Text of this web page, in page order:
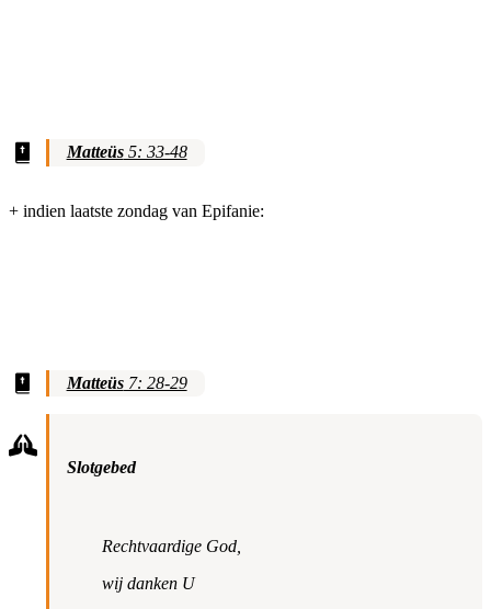
Matteüs5: 33-48
+ indien laatste zondag van Epifanie:
Matteüs7: 28-29
Slotgebed
Rechtvaardige God,
wij danken U